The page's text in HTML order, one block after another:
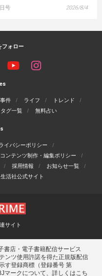
号 2026/8/4
フォロー
件 ライフ
トレンド
タグ一覧 無料占い
イバシーポリシー
コンテンツ制作・編集ポリシー
採用情報
お知らせ一覧
活社公式サイト
サイト
書店・電子書籍配信サービス
ンツ使用許諾を得た正規版配信
す登録商標（登録番号 第
マークについて、詳しくはこち